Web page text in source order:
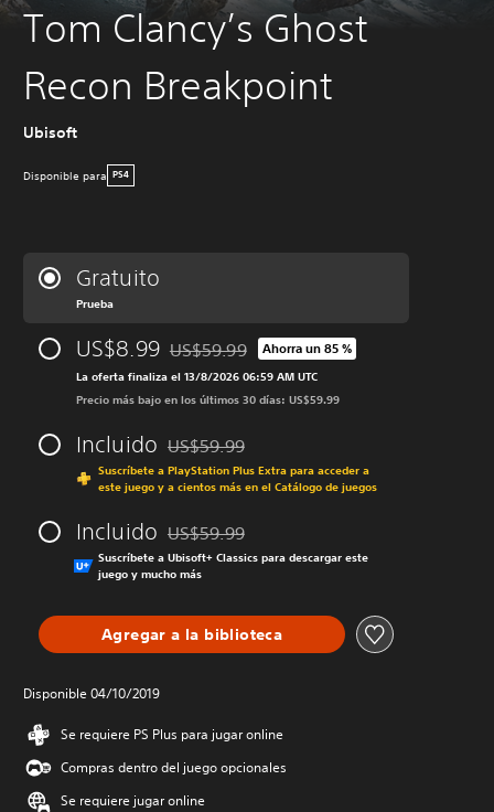
Tom Clancy’s Ghost
Recon Breakpoint
Ubisoft
Disponible para PS4
Gratuito
Prueba
US$8.99 Rebajado del precio original de US$59.99
US$59.99 Ahorra un 85 %
La oferta finaliza el 13/8/2026 06:59 AM UTC
Precio más bajo en los últimos 30 días: US$59.99
Incluido Rebajado del precio original de US$59.99
US$59.99
Suscríbete a PlayStation Plus Extra para acceder a
este juego y a cientos más en el Catálogo de juegos
Incluido Rebajado del precio original de US$59.99
US$59.99
Suscríbete a Ubisoft+ Classics para descargar este
juego y mucho más
Agregar a la biblioteca
Disponible 04/10/2019
Se requiere PS Plus para jugar online
Compras dentro del juego opcionales
Se requiere jugar online